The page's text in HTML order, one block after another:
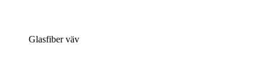
Glasfiber väv